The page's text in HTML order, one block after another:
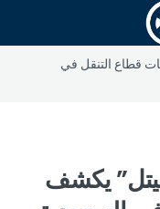
قطاع التنقل في
يكشف